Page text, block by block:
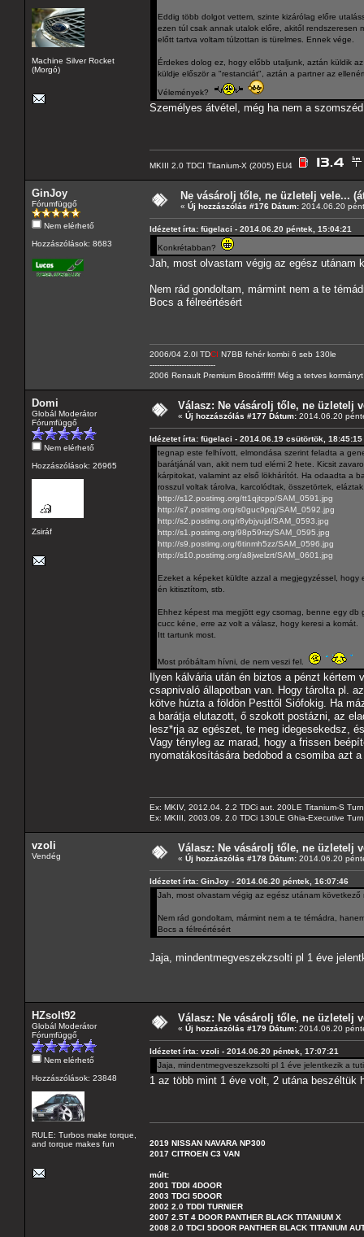
Machine Silver Rocket
(Morgó)
Eddig több dolgot vettem, szinte kizárólag előre
ezen túl csak annak utalok előre, akitől rendszeresen
előtt tartva voltam túlzottan is türelmes. Ennek vége.
Érdekes dolog ez, hogy előbb utaljunk, aztán küldik
küldje először a "restanciát", aztán a partner az
Vélemények?
Személyes átvétel, még ha nem a
MKIII 2.0 TDCI Titanium-X (2005) EU4
GinJoy
Fórumfüggő
Nem elérhető
Hozzászólások: 8683
Ne vásárolj tőle, ne üzletelj vele...
« Új hozzászólás #176 Dátum: 2014.06.20
Idézetet írta: fügelaci - 2014.06.20 péntek, 15:04:21
Konkrétabban?
Jah, most olvastam végig az egész utánam
Nem rád gondoltam, mármint nem a te
Bocs a félreértésért
2006/04 2.0l TDCI N7BB fehér kombi 6 seb 130le
---------------------------
2006 Renault Premium Brooáfffff! Még a tetves
Domi
Globál Moderátor
Fórumfüggő
Nem elérhető
Hozzászólások: 26965
Zsiráf
Válasz: Ne vásárolj tőle, ne üzletelj
« Új hozzászólás #177 Dátum: 2014.06.20
Idézetet írta: fügelaci - 2014.06.19 csütörtök, 18:45:15
tegnap este felhívott, elmondása szerint feladta a
barátjánál van, akit nem tud elérni 2 hete. Kicsit
kárpitokat, valamint az első lökhárítót. Ha odaadta a
rosszul voltak tárolva, karcolódtak, összetörtek,
http://s12.postimg.org/tt1qjtcpp/SAM_0591.jpg
http://s7.postimg.org/s0guc9pqj/SAM_0592.jpg
http://s2.postimg.org/r8ybjyujd/SAM_0593.jpg
http://s1.postimg.org/98p59rizj/SAM_0595.jpg
http://s9.postimg.org/6tinmh5zz/SAM_0596.jpg
http://s10.postimg.org/a8jwelzrt/SAM_0601.jpg
Ezeket a képeket küldte azzal a megjegyzéssel,
én kitisztítom, stb.
Ehhez képest ma megjött egy csomag, benne egy
cucc kéne, erre az volt a válasz, hogy keresi a komát.
Itt tartunk most.
Most próbáltam hívni, de nem veszi fel.
Ilyen kálvária után én biztos a pénzt
csapnivaló állapotban van. Hogy tárolta pl.
kötve húzta a földön Pesttől Siófokig. Ha
a barátja elutazott, ő szokott postázni, az
lesz*rja az egészet, te meg idegesekedsz,
Vagy tényleg az marad, hogy a frissen
nyomatákosítására bedobod a csomiba azt
Ex: MKIV, 2012.04. 2.2 TDCi aut. 200LE Titanium-S
Ex: MKIII, 2003.09. 2.0 TDCi 130LE Ghia-Executive
vzoli
Vendég
Válasz: Ne vásárolj tőle, ne üzletelj
« Új hozzászólás #178 Dátum: 2014.06.20
Idézetet írta: GinJoy - 2014.06.20 péntek, 16:07:46
Jah, most olvastam végig az egész utánam következő
Nem rád gondoltam, mármint nem a te témádra,
Bocs a félreértésért
Jaja, mindentmegveszekzsolti pl 1 éve
HZsolt92
Globál Moderátor
Fórumfüggő
Nem elérhető
Hozzászólások: 23848
RULE: Turbos make torque,
and torque makes fun
Válasz: Ne vásárolj tőle, ne üzletelj
« Új hozzászólás #179 Dátum: 2014.06.20
Idézetet írta: vzoli - 2014.06.20 péntek, 17:07:21
Jaja, mindentmegveszekzsolti pl 1 éve jelentkezik a
1 az több mint 1 éve volt, 2 utána beszéltük
2019 NISSAN NAVARA NP300
2017 CITROEN C3 VAN
múlt:
2001 TDDI 4DOOR
2003 TDCI 5DOOR
2002 2.0 TDDI TURNIER
2007 2.5T 4 DOOR PANTHER BLACK TITANIUM X
2008 2.0 TDCI 5DOOR PANTHER BLACK TITANIUM